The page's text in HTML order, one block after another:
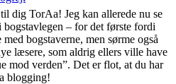
dig TorAa! Jeg kan allerede nu se
bogstavlegen – for det første fordi
bogstaverne, men sørme også
læsere, som aldrig ellers ville have
mod verden”. Det er flot, at du har
blogging!